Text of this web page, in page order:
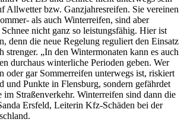
Allwetter bzw. Ganzjahresreifen. Sie vereinen
als auch Winterreifen, sind aber
nicht ganz so leistungsfähig. Hier ist
denn die neue Regelung reguliert den Einsatz
strenger. „In den Wintermonaten kann es auch
durchaus winterliche Perioden geben. Wer
oder gar Sommerreifen unterwegs ist, riskiert
und Punkte in Flensburg, sondern gefährdet
im Straßenverkehr. Winterreifen sind dann die
Ersfeld, Leiterin Kfz-Schäden bei der